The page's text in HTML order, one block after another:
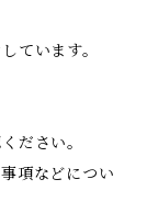
ています。
ださい。
項などについ